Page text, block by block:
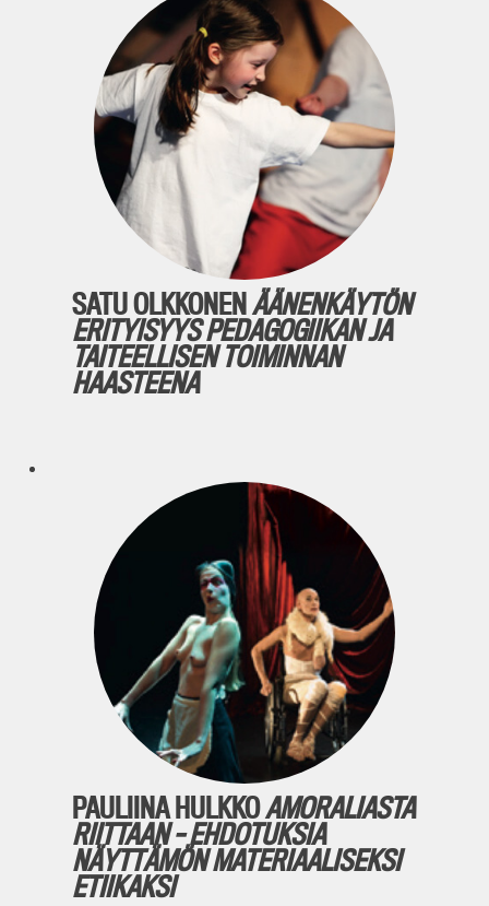
SATU OLKKONENÄÄNENKÄYTÖN
ERITYISYYS PEDAGOGIIKAN JA
TAITEELLISEN TOIMINNAN
HAASTEENA
PAULIINA HULKKOAMORALIASTA
RIITTAAN – EHDOTUKSIA
NÄYTTÄMÖN MATERIAALISEKSI
ETIIKAKSI